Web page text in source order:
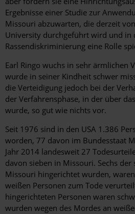
Ergebnisse einer Studie zur
Missouri abzuwarten, die derzeit
University durchgeführt wird und in
Rassendiskriminierung eine Rolle
Earl Ringo wuchs in sehr ärmlichen
wurde in seiner Kindheit schwer
die Verteidigung jedoch bei der
der Verfahrensphase, in der über
wurde, so gut wie nichts vor.
Seit 1976 sind in den USA 1.386
worden, 77 davon im Bundesstaat
Jahr 2014 landesweit 27
davon sieben in Missouri. Sechs der
Missouri hingerichtet wurden,
weißen Personen zum Tode
hingerichteten Personen waren
wurden wegen des Mordes an